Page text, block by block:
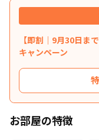
【即割｜9月30日ま
キャンペーン
特典内容
お部屋の特徴